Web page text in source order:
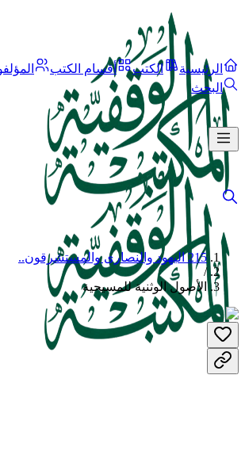
الرئيسية الكتب أقسام الكتب
البحث
215 اليهود والنصارى والمستشرقون..
/
الأصول الوثنية للمسيحية